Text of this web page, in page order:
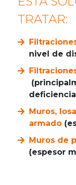
TRATAR:
nivel de
Muros,
armado
Muros de
(espesor